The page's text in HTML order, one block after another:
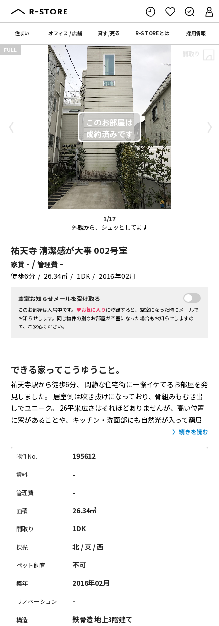
住まい オフィス /店舗 貸す/売る R-STOREとは 採用情報
1/17
外観から、シュッとしてます
〈 〉
FULL 間取り
祐天寺 清潔感が大事 002号室
家賃 - /管理費 -
徒歩6分 26.34㎡ 1DK 2016年02月
空室お知らせメールを受け取る
このお部屋は入居中です。♥お気に入り に登録すると、空室になった時にメールで
お知らせします。同じ物件の別のお部屋が空室になった場合もお知らせしますの
で、ご安心ください。
できる家ってこうゆうこと。
祐天寺駅から徒歩6分、
閑静な住宅街に一際イケてるお部屋を発
見しました。
居室側は吹き抜けになっており、骨組みもむき出
しでユニーク。
26平米広さはそれほどありませんが、高い位置
に窓があることや、キッチン・洗面部にも自然光が入って窮屈
全体的に白さが光って、とっても清潔感
さらに雰囲気のあるおしゃれ空間になりそう。
続きを読む
物件No. 195612
賃料 -
管理費 -
面積 26.34㎡
間取り 1DK
採光 北 / 東 / 西
ペット飼育 不可
築年 2016年02月
リノベーション -
構造 鉄骨造 地上3階建て